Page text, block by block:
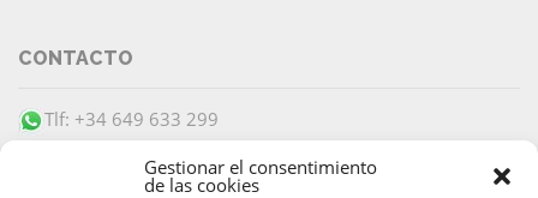
Gestionar el consentimiento
de las cookies
CONTACTO
Tlf: +34 649 633 299